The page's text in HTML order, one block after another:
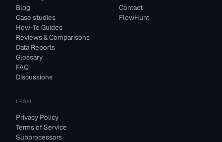
Blog
Case studies
How-To Guides
Reviews & Comparisons
Data Reports
Glossary
FAQ
Discussions
Contact
FlowHunt
LEGAL
Privacy Policy
Terms of Service
Subprocessors